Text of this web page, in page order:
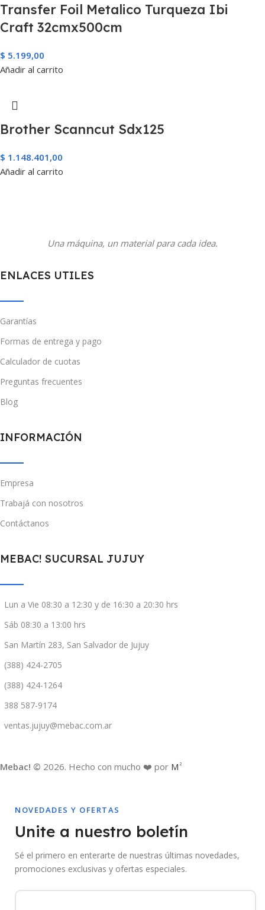
Transfer Foil Metalico Turqueza Ibi
Craft 32cmx500cm
$ 5.199,00
Añadir al carrito
Brother Scanncut Sdx125
$ 1.148.401,00
Añadir al carrito
Una máquina, un material para cada idea.
ENLACES UTILES
Garantías
Formas de entrega y pago
Calculador de cuotas
Preguntas frecuentes
Blog
INFORMACIÓN
Empresa
Trabajá con nosotros
Contáctanos
MEBAC! SUCURSAL JUJUY
Lun a Vie 08:30 a 12:30 y de 16:30 a 20:30 hrs
Sáb 08:30 a 13:00 hrs
San Martín 283, San Salvador de Jujuy
(388) 424-2705
(388) 424-1264
388 587-9174
ventas.jujuy@mebac.com.ar
Mebac! © 2026. Hecho con mucho ❤️ por M 2
NOVEDADES Y OFERTAS
Unite a nuestro boletín
Sé el primero en enterarte de nuestras últimas novedades,
promociones exclusivas y ofertas especiales.